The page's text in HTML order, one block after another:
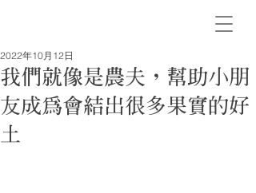
我們就像是農夫，幫助小朋
友成為會結出很多果實的好
土
2022年10月12日